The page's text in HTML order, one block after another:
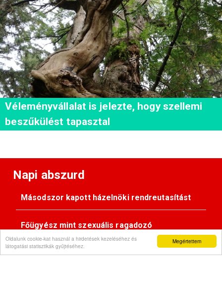
Megértettem
Oldalunk cookie-kat használ a hirdetések kezeléséhez és
látogatási statisztikák gyűjtéséhez.
Véleményvállalat is jelezte, hogy szellemi
beszűkülést tapasztal
Napi abszurd
Másodszor kapott házelnöki rendreutasítást
Főügyész mint szexuális ragadozó
Pimasz önkényúr